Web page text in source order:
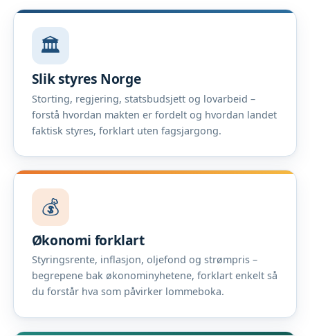
🏛️
Slik styres Norge
Storting, regjering, statsbudsjett og lovarbeid –
forstå hvordan makten er fordelt og hvordan landet
faktisk styres, forklart uten fagsjargong.
💰
Økonomi forklart
Styringsrente, inflasjon, oljefond og strømpris –
begrepene bak økonominyhetene, forklart enkelt så
du forstår hva som påvirker lommeboka.